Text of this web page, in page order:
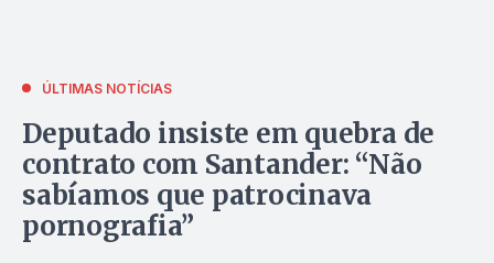
ÚLTIMAS NOTÍCIAS
Deputado insiste em quebra de
contrato com Santander: “Não
sabíamos que patrocinava
pornografia”